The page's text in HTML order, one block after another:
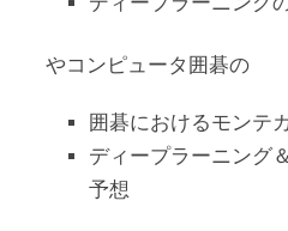
やコンピュータ囲碁の
囲碁におけるモンテ
ディープラーニング
予想